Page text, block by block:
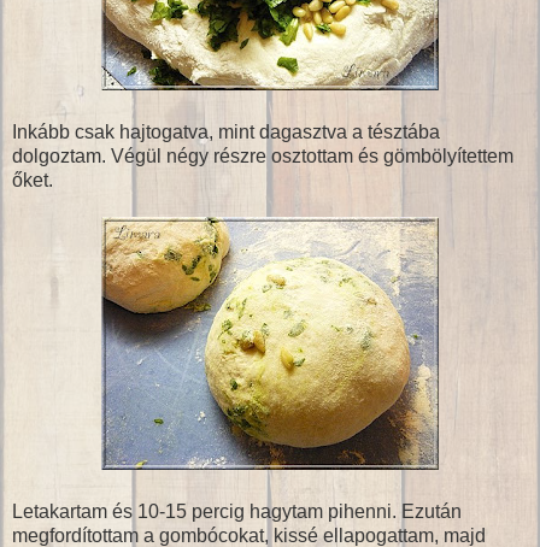
Inkább csak hajtogatva, mint dagasztva a tésztába
dolgoztam. Végül négy részre osztottam és gömbölyítettem
őket.
Letakartam és 10-15 percig hagytam pihenni. Ezután
megfordítottam a gombócokat, kissé ellapogattam, majd